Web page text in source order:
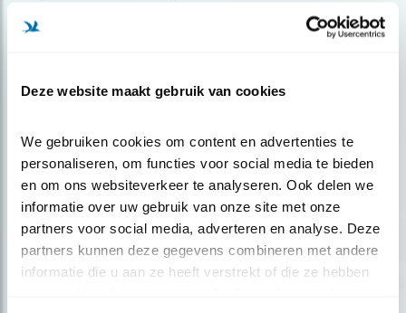
Deze website maakt gebruik van cookies
We gebruiken cookies om content en advertenties te
personaliseren, om functies voor social media te bieden
en om ons websiteverkeer te analyseren. Ook delen we
informatie over uw gebruik van onze site met onze
partners voor social media, adverteren en analyse. Deze
partners kunnen deze gegevens combineren met andere
informatie die u aan ze heeft verstrekt of die ze hebben
Meld je aan en ontvang nieuws, inspiratie, acties en tips
over vogels en activiteiten van Vogelbescherming.